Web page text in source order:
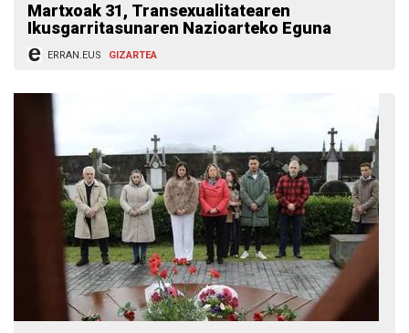
Martxoak 31, Transexualitatearen
Ikusgarritasunaren Nazioarteko Eguna
ERRAN.EUS GIZARTEA